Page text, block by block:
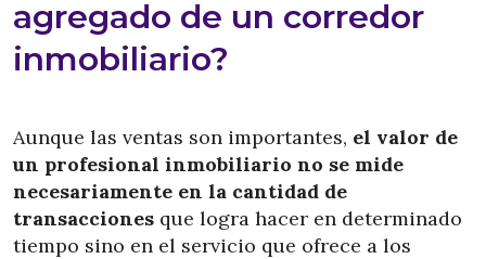
agregado de un corredor
inmobiliario?
Aunque las ventas son importantes, el valor de
un profesional inmobiliario no se mide
necesariamente en la cantidad de
transacciones que logra hacer en determinado
tiempo sino en el servicio que ofrece a los